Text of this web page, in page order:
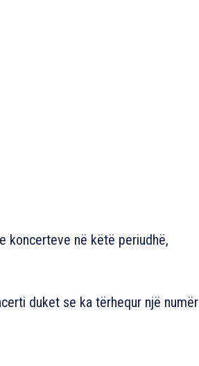
koncerteve në këtë periudhë,
duket se ka tërhequr një numër